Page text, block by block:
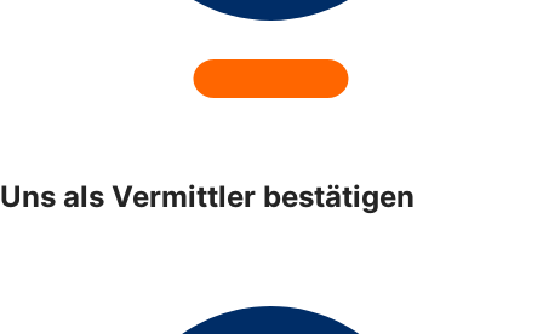
Uns als Vermittler bestätigen